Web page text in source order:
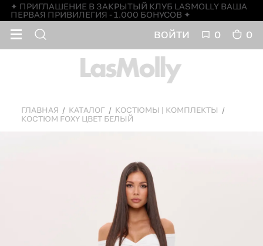
✦ ПРИГЛАШЕНИЕ В ЗАКРЫТЫЙ КЛУБ LASMOLLY ВАША
ПЕРВАЯ ПРИВИЛЕГИЯ - 1.000 БОНУСОВ ✦
ВОЙТИ 0 0
ГЛАВНАЯ КАТАЛОГ
КОСТЮМЫ | КОМПЛЕКТЫ
КОСТЮМ FOXY ЦВЕТ БЕЛЫЙ